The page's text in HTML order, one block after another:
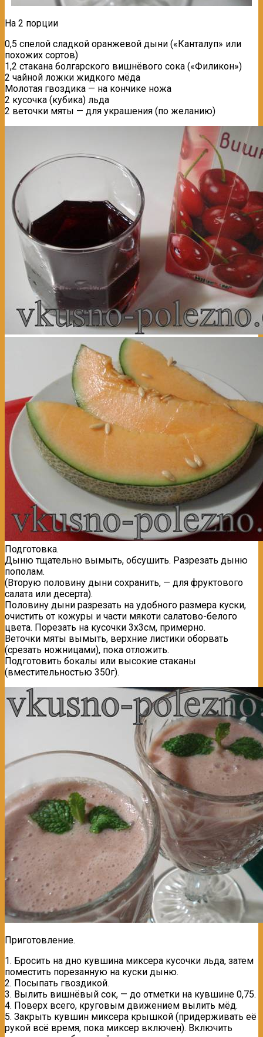
На 2 порции
0,5 спелой сладкой оранжевой дыни («Канталуп» или
похожих сортов)
1,2 стакана болгарского вишнёвого сока («Филикон»)
2 чайной ложки жидкого мёда
Молотая гвоздика — на кончике ножа
2 кусочка (кубика) льда
2 веточки мяты — для украшения (по желанию)
Подготовка.
Дыню тщательно вымыть, обсушить. Разрезать дыню
пополам.
(Вторую половину дыни сохранить, — для фруктового
салата или десерта).
Половину дыни разрезать на удобного размера куски,
очистить от кожуры и части мякоти салатово-белого
цвета. Порезать на кусочки 3х3см, примерно.
Веточки мяты вымыть, верхние листики оборвать
(срезать ножницами), пока отложить.
Подготовить бокалы или высокие стаканы
(вместительностью 350г).
Приготовление.
1. Бросить на дно кувшина миксера кусочки льда, затем
поместить порезанную на куски дыню.
2. Посыпать гвоздикой.
3. Вылить вишнёвый сок, — до отметки на кувшине 0,75.
4. Поверх всего, круговым движением вылить мёд.
5. Закрыть кувшин миксера крышкой (придерживать её
рукой всё время, пока миксер включен). Включить